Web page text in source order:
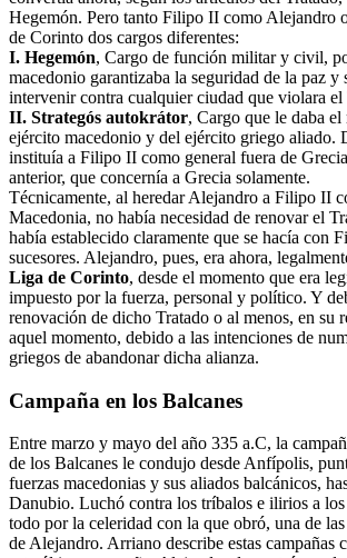
Hegemón. Pero tanto Filipo II como Alejandro
de Corinto dos cargos diferentes:
I. Hegemón, Cargo de función militar y civil,
macedonio garantizaba la seguridad de la paz y
intervenir contra cualquier ciudad que violara el
II. Strategós autokrátor, Cargo que le daba
ejército macedonio y del ejército griego aliado.
instituía a Filipo II como general fuera de
anterior, que concernía a Grecia solamente.
Técnicamente, al heredar Alejandro a Filipo II
Macedonia, no había necesidad de renovar el
había establecido claramente que se hacía con
sucesores. Alejandro, pues, era ahora,
Liga de Corinto, desde el momento que era
impuesto por la fuerza, personal y político. Y
renovación de dicho Tratado o al menos, en su
aquel momento, debido a las intenciones de
griegos de abandonar dicha alianza.
Campaña en los Balcanes
Entre marzo y mayo del año 335 a.C, la
de los Balcanes le condujo desde Anfípolis,
fuerzas macedonias y sus aliados balcánicos,
Danubio. Luchó contra los tríbalos e ilirios a
todo por la celeridad con la que obró, una de
de Alejandro. Arriano describe estas campañas